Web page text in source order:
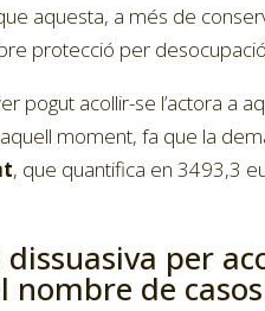
aquesta, a més de
protecció per
pogut acollir-se l’actora
moment, fa que la
, que quantifica en 3493,3
per
de